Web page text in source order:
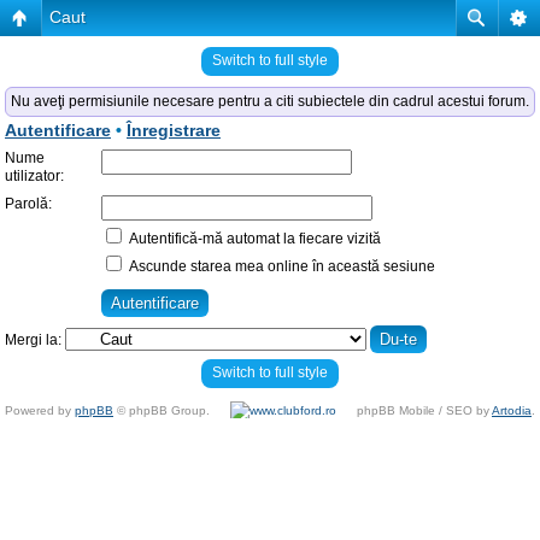
Caut
Switch to full style
Nu aveţi permisiunile necesare pentru a citi subiectele din cadrul acestui forum.
Autentificare • Înregistrare
Nume
utilizator:
Parolă:
Autentifică-mă automat la fiecare vizită
Ascunde starea mea online în această sesiune
Mergi la:
Switch to full style
Powered by phpBB © phpBB Group. phpBB Mobile / SEO byArtodia